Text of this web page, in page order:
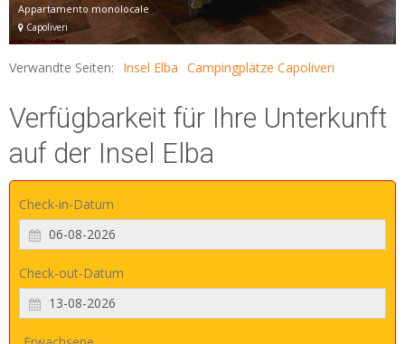
Appartamento monolocale
Capoliveri
Verwandte Seiten: Insel Elba Campingplätze Capoliveri
Verfügbarkeit für Ihre Unterkunft
auf der Insel Elba
Check-in-Datum
Check-out-Datum